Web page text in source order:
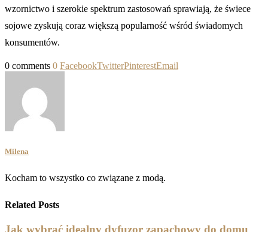
wzornictwo i szerokie spektrum zastosowań sprawiają, że świece
sojowe zyskują coraz większą popularność wśród świadomych
konsumentów.
0 comments 0 FacebookTwitterPinterestEmail
Milena
Kocham to wszystko co związane z modą.
Related Posts
Jak wybrać idealny dyfuzor zapachowy do domu